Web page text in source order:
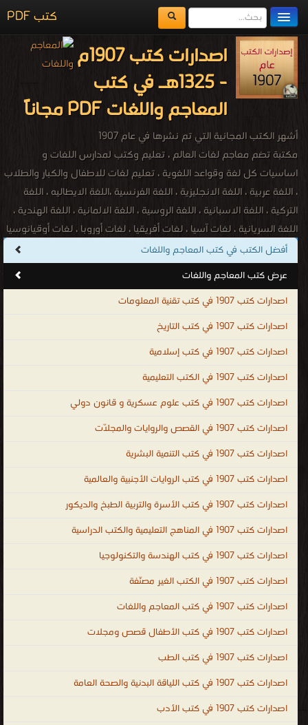
كتب PDF
مكتبة الكتب
المكتبات
يُقرأ حالياً
اضف كتاب
اصدارات كتب 1907م
- 1325هـ في كتب
المعاجم واللغات PDF مجاناً
أشهر الكتب المجانية التي تم نشرها في عام 1907
مكتبة تضم معاجم لغات العالم ، تعليم وكتب لمدارس اللغات و
اساسيات كل لغة وقواعد اللغوية ، تعليم لغات للاطفال والكبار والطلاب
، اللغة عربية ، اللغة الانجليزية ، اللغة الفرنسية ،اللغة الايطاليه ، اللغة
التركية ، اللغة الاسبانية ، اللغة الروسية ، اللغة الالمانية ، اللغة الهندية ،
اللغة السريانية ، لغات آسيا ، لغات أفريقيا ، لغات أوروبا ، لغات أوقيانوسيا
، لغات أمريكا الشمالية ، لغات أمريكا الجنوبية ، اللغة الأفريقانية ، اللغة
الألبانية ، اللغة الباسكية ، اللغة البيلاروسية ، اللغة الكتلونية ، اللغة
الكرواتية ، اللغة التشيكية ، اللغة الدنماركية ، اللغة الهولندية ، اللغة
الإنكليزية ، اللغة الإستونية ، اللغة المجرية ، اللغة الأيسلندية ، اللغة
الإندونيسية ، اللغة الأيرلندية ، اللغة الجاوية ، اللغة اللاتينية ، اللغة
ملايو ، اللغة المالطية ، اللغة المولدافية ، اللغة النروجية ، اللغة البولندية ،
اللغة البرتغالية ، اللغة الصربية ، اللغة السلوفاكية ، اللغة السلوفينية ،
اللغة السواحيلية ، اللغة السويدية ، لغة التاجالوج ، اللغة الفلبينية ، اللغة
التترية ، اللغة الفيتنامية ، اللغة الوالونية ، اللغة الولوفية ، اللغة اليوروبة ،
لغة الزولو ، اللغة الكورسية ، الإسبرنتو ، الفولابوك ، اللغة الكريولية
الهايتية ، اللغة الصينية ، اللغة الكورية ، اللغة اليابانية ، كتب اللغات ،
مكتبة اللغات بالفجالة ، كتاب تعلم اللغة التركية باللغة العربي ، تحميل
كتب تعليم اللغة الالمانية للمبتدئين PDF ، تحميل كتب تعليم اللغة
الانجليزية مجانا PDF ، كتاب تعلم اللغة الفرنسية والشرح أيضا باللغة
العربية ، كتاب تعلم اللغة التركية بدون معلم PDF ، تعلم اللغة الايطالية
واللغات
أفضل الكتب في كتب المعاجم واللغات
عرض كتب المعاجم واللغات
اصدارات كتب 1907 في كتب تقنية المعلومات
اصدارات كتب 1907 في كتب التاريخ
اصدارات كتب 1907 في كتب إسلامية
اصدارات كتب 1907 في الكتب التعليمية
اصدارات كتب 1907 في كتب علوم عسكرية و قانون دولي
اصدارات كتب 1907 في القصص والروايات والمجلّات
اصدارات كتب 1907 في كتب التنمية البشرية
اصدارات كتب 1907 في كتب الروايات الأجنبية والعالمية
اصدارات كتب 1907 في كتب الأسرة والتربية الطبخ والديكور
اصدارات كتب 1907 في المناهج التعليمية والكتب الدراسية
اصدارات كتب 1907 في كتب الهندسة والتكنولوجيا
اصدارات كتب 1907 في الكتب الغير مصنّفة
اصدارات كتب 1907 في كتب المعاجم واللغات
اصدارات كتب 1907 في كتب الأطفال قصص ومجلات
اصدارات كتب 1907 في كتب الطب
اصدارات كتب 1907 في كتب اللياقة البدنية والصحة العامة
اصدارات كتب 1907 في كتب الأدب